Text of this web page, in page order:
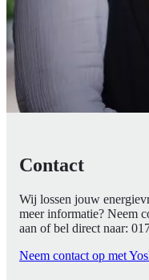
Contact
Wij lossen jouw
meer informatie? Neem
aan of bel direct naar:
Neem contact op met